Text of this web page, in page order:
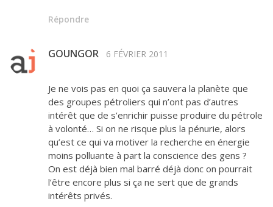
Répondre
GOUNGOR 6 FÉVRIER 2011
Je ne vois pas en quoi ça sauvera la planète que
des groupes pétroliers qui n’ont pas d’autres
intérêt que de s’enrichir puisse produire du pétrole
à volonté… Si on ne risque plus la pénurie, alors
qu’est ce qui va motiver la recherche en énergie
moins polluante à part la conscience des gens ?
On est déjà bien mal barré déjà donc on pourrait
l’être encore plus si ça ne sert que de grands
intérêts privés.